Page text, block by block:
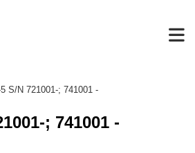
5 S/N 721001-; 741001 -
; 741001 -